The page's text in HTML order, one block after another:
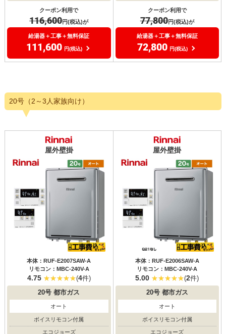
クーポン利用で
116,600円(税込)が
給湯器＋工事＋無料保証
111,600 円(税込)
クーポン利用で
77,800円(税込)が
給湯器＋工事＋無料保証
72,800 円(税込)
20号（2～3人家族向け）
屋外壁掛
本体：RUF-E2007SAW-A
リモコン：MBC-240V-A
4.75 (4件)
20号 都市ガス
オート
ボイスリモコン付属
エコジョーズ
屋外壁掛
本体：RUF-E2006SAW-A
リモコン：MBC-240V-A
5.00 (2件)
20号都市ガス
オート
ボイスリモコン付属
エコジョーズ